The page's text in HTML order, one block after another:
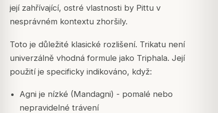
její zahřívající, ostré vlastnosti by Pittu v
nesprávném kontextu zhoršily.
Toto je důležité klasické rozlišení. Trikatu není
univerzálně vhodná formule jako Triphala. Její
použití je specificky indikováno, když:
Agni je nízké (Mandagni) - pomalé nebo
nepravidelné trávení